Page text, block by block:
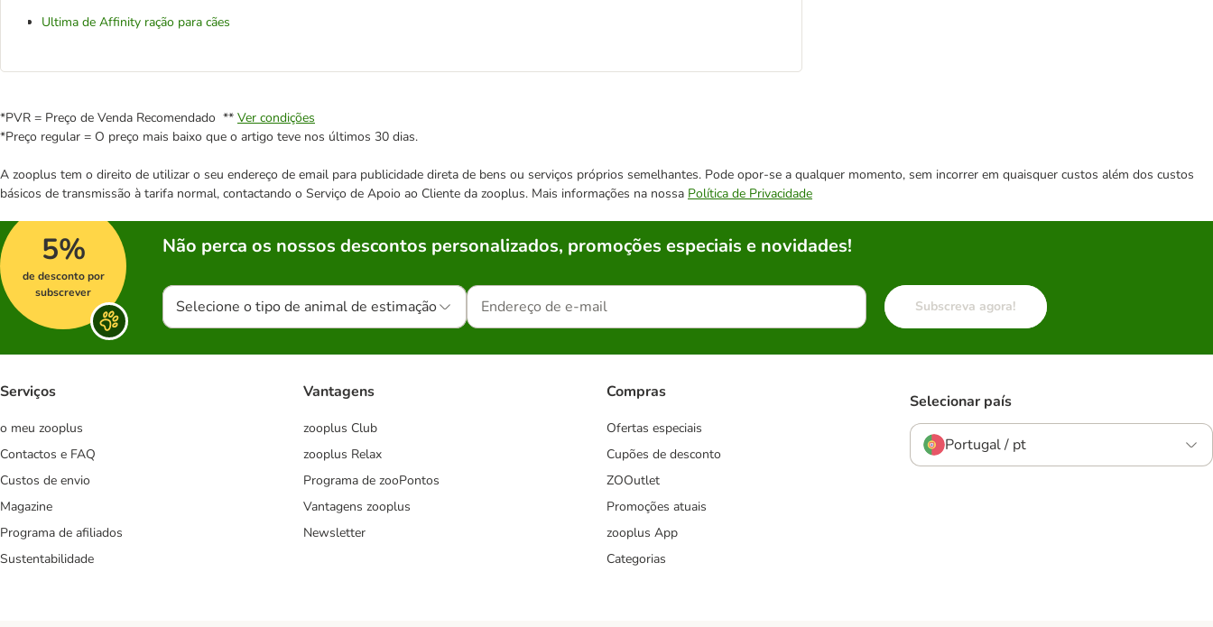
Ultima de Affinity ração para cães
*PVR = Preço de Venda Recomendado ** Ver condições
*Preço regular = O preço mais baixo que o artigo teve nos últimos 30 dias.
A zooplus tem o direito de utilizar o seu endereço de email para publicidade direta de bens ou serviços próprios semelhantes. Pode opor-se a qualquer momento, sem incorrer em quaisquer custos além dos custos
básicos de transmissão à tarifa normal, contactando o Serviço de Apoio ao Cliente da zooplus. Mais informações na nossa Política de Privacidade
5%
de desconto por
subscrever
Não perca os nossos descontos personalizados, promoções especiais e novidades!
Selecione o tipo de animal de estimação Subscreva agora!
Serviços
o meu zooplus
Contactos e FAQ
Custos de envio
Magazine
Programa de afiliados
Sustentabilidade
Vantagens
zooplus Club
zooplus Relax
Programa de zooPontos
Vantagens zooplus
Newsletter
Compras
Ofertas especiais
Cupões de desconto
ZOOutlet
Promoções atuais
zooplus App
Categorias
Selecionar país
Portugal / pt